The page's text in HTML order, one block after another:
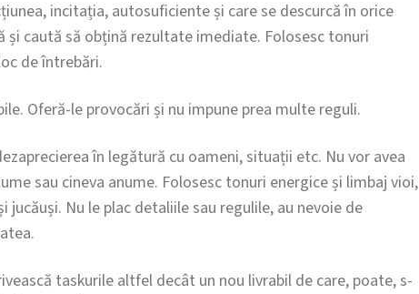
incitația, autosuficiente și care se descurcă în orice
caută să obțină rezultate imediate. Folosesc tonuri
de întrebări.
Oferă-le provocări și nu impune prea multe reguli.
în legătură cu oameni, situații etc. Nu vor avea
sau cineva anume. Folosesc tonuri energice și limbaj vioi,
Nu le plac detaliile sau regulile, au nevoie de
taskurile altfel decât un nou livrabil de care, poate, s-